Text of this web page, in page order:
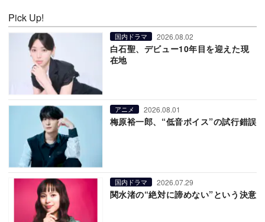
Pick Up!
国内ドラマ 2026.08.02
白石聖、デビュー10年目を迎えた現
在地
アニメ 2026.08.01
梅原裕一郎、“低音ボイス”の試行錯誤
国内ドラマ 2026.07.29
関水渚の“絶対に諦めない”という決意